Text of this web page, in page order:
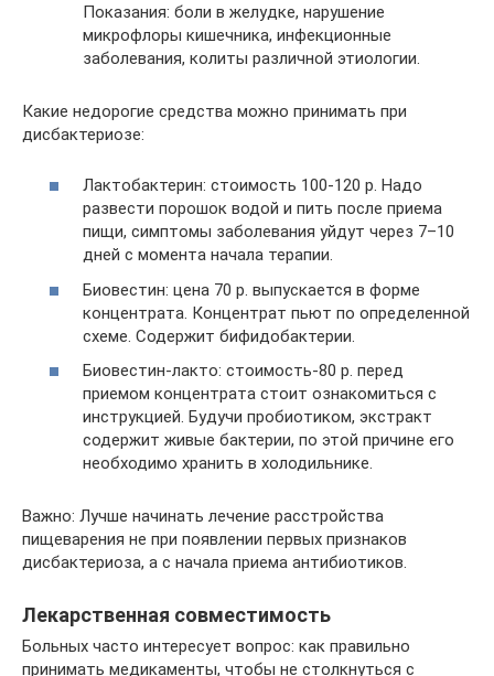
Показания: боли в желудке, нарушение
микрофлоры кишечника, инфекционные
заболевания, колиты различной этиологии.
Какие недорогие средства можно принимать при
дисбактериозе:
Лактобактерин: стоимость 100-120 р. Надо
развести порошок водой и пить после приема
пищи, симптомы заболевания уйдут через 7–10
дней с момента начала терапии.
Биовестин: цена 70 р. выпускается в форме
концентрата. Концентрат пьют по определенной
схеме. Содержит бифидобактерии.
Биовестин-лакто: стоимость-80 р. перед
приемом концентрата стоит ознакомиться с
инструкцией. Будучи пробиотиком, экстракт
содержит живые бактерии, по этой причине его
необходимо хранить в холодильнике.
Важно: Лучше начинать лечение расстройства
пищеварения не при появлении первых признаков
дисбактериоза, а с начала приема антибиотиков.
Лекарственная совместимость
Больных часто интересует вопрос: как правильно
принимать медикаменты, чтобы не столкнуться с